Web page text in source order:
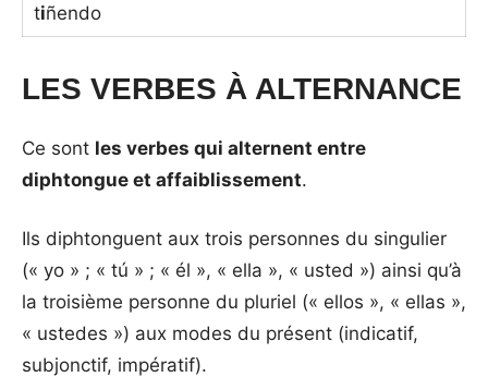
tiñendo
LES VERBES À ALTERNANCE
Ce sont les verbes qui alternent entre
diphtongue et affaiblissement.
Ils diphtonguent aux trois personnes du singulier
(« yo » ; « tú » ; « él », « ella », « usted ») ainsi qu’à
la troisième personne du pluriel (« ellos », « ellas »,
« ustedes ») aux modes du présent (indicatif,
subjonctif, impératif).